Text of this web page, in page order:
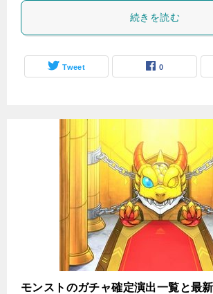
続きを読む
Tweet 0
モンストのガチャ確定演出一覧と最